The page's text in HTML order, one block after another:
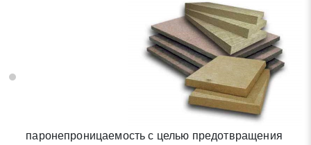
паронепроницаемость с целью предотвращения
* - обязательные поля для заполнения
Отправить заявку
Нажимая на кнопку «Отправить заявку» Вы даете согласие